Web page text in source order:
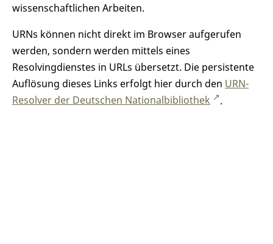
wissenschaftlichen Arbeiten.
URNs können nicht direkt im Browser aufgerufen
werden, sondern werden mittels eines
Resolvingdienstes in URLs übersetzt. Die persistente
Auflösung dieses Links erfolgt hier durch den URN-
Resolver der Deutschen Nationalbibliothek
.